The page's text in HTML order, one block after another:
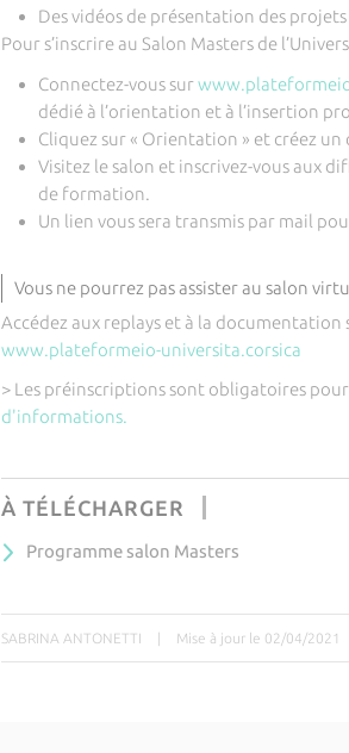
Des vidéos de présentation des
Pour s’inscrire au Salon Masters de
Connectez-vous sur
dédié à l’orientation et à l’insertion
Cliquez sur « Orientation » et créez
Visitez le salon et inscrivez-vous aux
de formation.
Un lien vous sera transmis par mail
Vous ne pourrez pas assister au salon
Accédez aux replays et à la documentation
www.plateformeio-universita.corsica
> Les préinscriptions sont obligatoires
d'informations.
À TÉLÉCHARGER
Programme salon Masters
SABRINA ANTONETTI | Mise à jour le 02/04/2021